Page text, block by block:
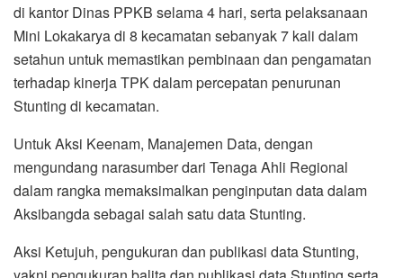
di kantor Dinas PPKB selama 4 hari, serta pelaksanaan
Mini Lokakarya di 8 kecamatan sebanyak 7 kali dalam
setahun untuk memastikan pembinaan dan pengamatan
terhadap kinerja TPK dalam percepatan penurunan
Stunting di kecamatan.
Untuk Aksi Keenam, Manajemen Data, dengan
mengundang narasumber dari Tenaga Ahli Regional
dalam rangka memaksimalkan penginputan data dalam
Aksibangda sebagai salah satu data Stunting.
Aksi Ketujuh, pengukuran dan publikasi data Stunting,